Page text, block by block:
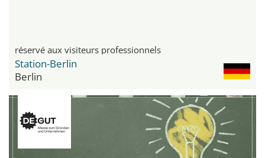
réservé aux visiteurs professionnels
Station-Berlin
Berlin